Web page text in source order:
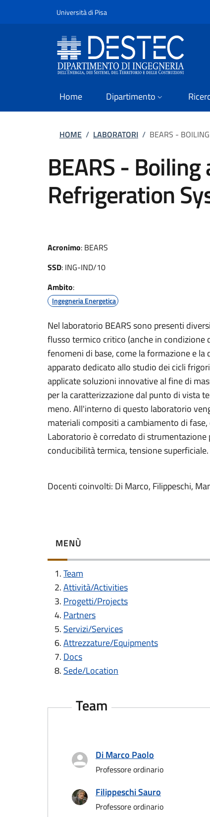
Università di PisaSlim
Home Dipartimento
Briciole di pane
HOME / LABORATORI / BEARS -
BEARS -
Refrigeration
Acronimo: BEARS
SSD: ING-IND/10
Ambito:
Ingegneria Energetica
Nel laboratorio BEARS sono presenti
flusso termico critico (anche in
fenomeni di base, come la formazione e la
apparato dedicato allo studio dei cicli
applicate soluzioni innovative al fine di
per la caratterizzazione dal punto di vista
meno. All'interno di questo laboratorio
materiali compositi a cambiamento di
Laboratorio è corredato di
conducibilità termica, tensione superficiale.
Docenti coinvolti: Di Marco, Filippeschi,
MENÙ
Team
Attività/Activities
Progetti/Projects
Partners
Servizi/Services
Attrezzature/Equipments
Docs
Sede/Location
Top
Team
Di Marco Paolo
Professore ordinario
Filippeschi Sauro
Professore ordinario